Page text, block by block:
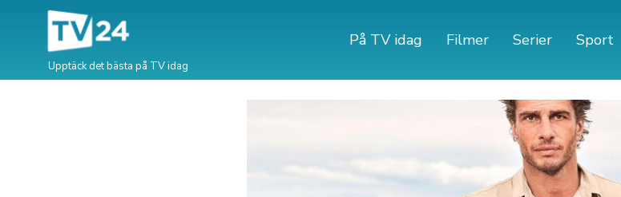
Upptäck det bästa på TV idag
På TV idag Filmer Serier Sport